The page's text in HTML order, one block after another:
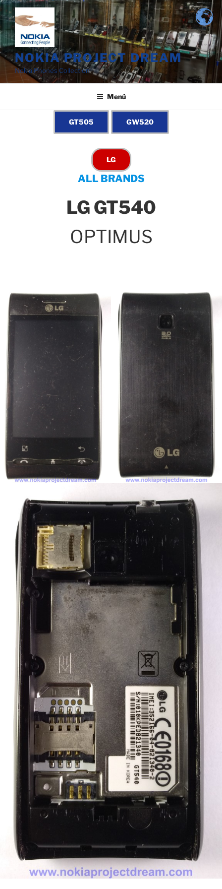
Saltar
al
contenido
NOKIA PROJECT DREAM
Nokia Phones Collection
Menú
ALL BRANDS
LG GT540
OPTIMUS